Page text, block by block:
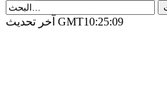
آخر تحديث GMT10:25:09